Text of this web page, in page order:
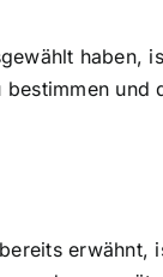
haben,
und
erwähnt,